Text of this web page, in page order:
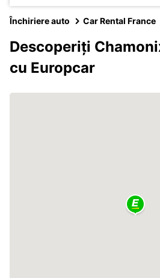
Închiriere auto Car Rental France
Descoperiți
cu Europcar